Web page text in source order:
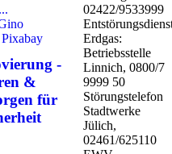
-
&
für
02422/9533999
Erdgas:
Betriebsstelle
Linnich, 0800/7
9999 50
Störungstelefon
Stadtwerke
Jülich,
02461/625110